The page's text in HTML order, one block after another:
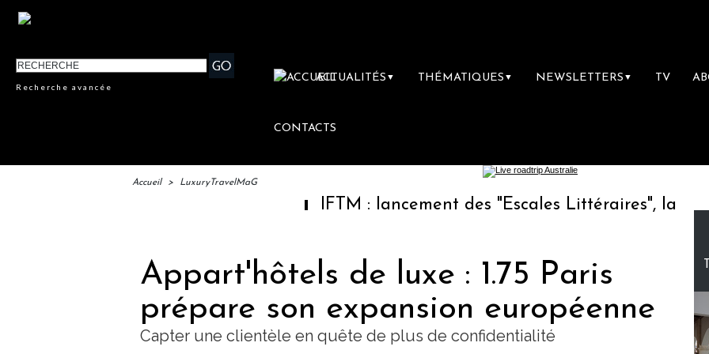
Recherche avancée
ACTUALITÉS ▼ THÉMATIQUES ▼ NEWSLETTERS ▼ TV
CONTACTS
Accueil > LuxuryTravelMaG
IFTM : lancement des "Escales Littéraires", la première
Appart'hôtels de luxe : 1.75 Paris
prépare son expansion européenne
Capter une clientèle en quête de plus de confidentialité